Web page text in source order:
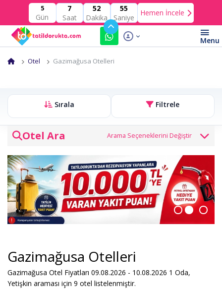
5
Gün
7
Saat
52
Dakika
54
Saniye
Hemen İncele
Otel Gazimağusa Otelleri
Sırala Filtrele
Otel Ara
Otel veya bölge
Giriş Tarihi Çıkış Tarihi
Sadece Müsait Oteller
Gazimağusa Otelleri
Gazimağusa Otel Fiyatları 09.08.2026 - 10.08.2026 1 Oda,
Yetişkin araması için 9 otel listelenmiştir.